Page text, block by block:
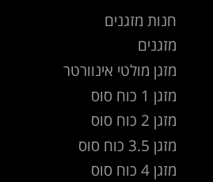
חנות מזגנים
מזגנים
מזגן מולטי אינוורטר
מזגן 1 כוח סוס
מזגן 2 כוח סוס
מזגן 3.5 כוח סוס
מזגן 4 כוח סוס